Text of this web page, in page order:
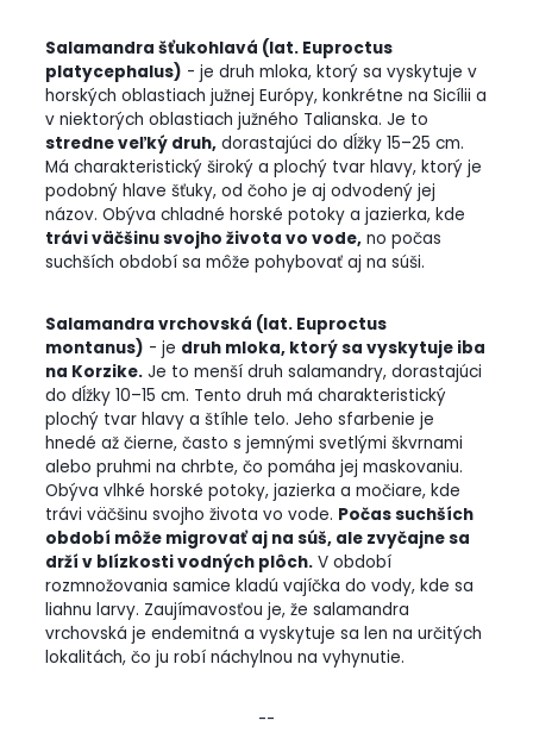
Salamandra šťukohlavá (lat. Euproctus
platycephalus) - je druh mloka, ktorý sa vyskytuje v
horských oblastiach južnej Európy, konkrétne na Sicílii a
v niektorých oblastiach južného Talianska. Je to
stredne veľký druh, dorastajúci do dĺžky 15–25 cm.
Má charakteristický široký a plochý tvar hlavy, ktorý je
podobný hlave šťuky, od čoho je aj odvodený jej
názov. Obýva chladné horské potoky a jazierka, kde
trávi väčšinu svojho života vo vode, no počas
suchších období sa môže pohybovať aj na súši.
Salamandra vrchovská (lat. Euproctus
montanus) - je druh mloka, ktorý sa vyskytuje iba
na Korzike. Je to menší druh salamandry, dorastajúci
do dĺžky 10–15 cm. Tento druh má charakteristický
plochý tvar hlavy a štíhle telo. Jeho sfarbenie je
hnedé až čierne, často s jemnými svetlými škvrnami
alebo pruhmi na chrbte, čo pomáha jej maskovaniu.
Obýva vlhké horské potoky, jazierka a močiare, kde
trávi väčšinu svojho života vo vode. Počas suchších
období môže migrovať aj na súš, ale zvyčajne sa
drží v blízkosti vodných plôch. V období
rozmnožovania samice kladú vajíčka do vody, kde sa
liahnu larvy. Zaujímavosťou je, že salamandra
vrchovská je endemitná a vyskytuje sa len na určitých
lokalitách, čo ju robí náchylnou na vyhynutie.
--